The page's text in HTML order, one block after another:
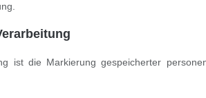
ist die Markierung gespeicherter